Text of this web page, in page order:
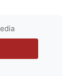
a
2026).
fiscais,